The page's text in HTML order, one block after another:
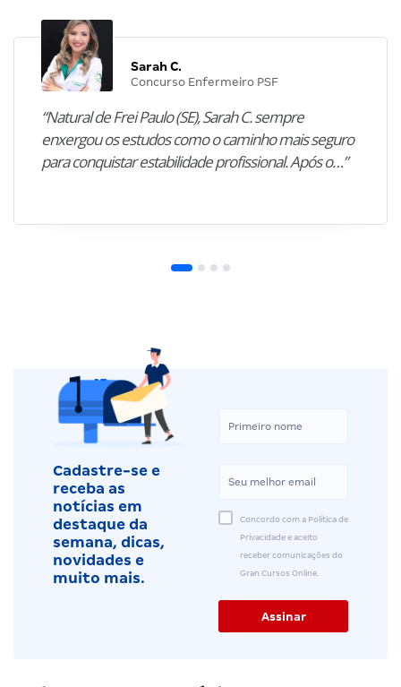
Sarah C.
Concurso Enfermeiro PSF
“Natural de Frei Paulo (SE), Sarah C. sempre
enxergou os estudos como o caminho mais seguro
para conquistar estabilidade profissional. Após o…”
Cadastre-se e
receba as
notícias em
destaque da
semana, dicas,
novidades e
muito mais.
Concordo com a Política de
Privacidade e aceito
receber comunicações do
Gran Cursos Online.